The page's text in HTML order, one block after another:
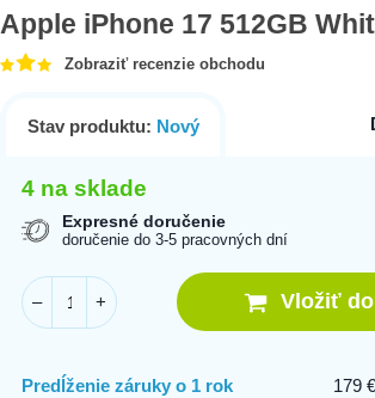
Apple iPhone 17 512GB
Zobraziť recenzie obchodu
Stav produktu: Nový
4 na sklade
Expresné doručenie
doručenie do 3-5 pracovných dní
–
+ Vložiť
Predĺženie záruky o 1 rok 179 €